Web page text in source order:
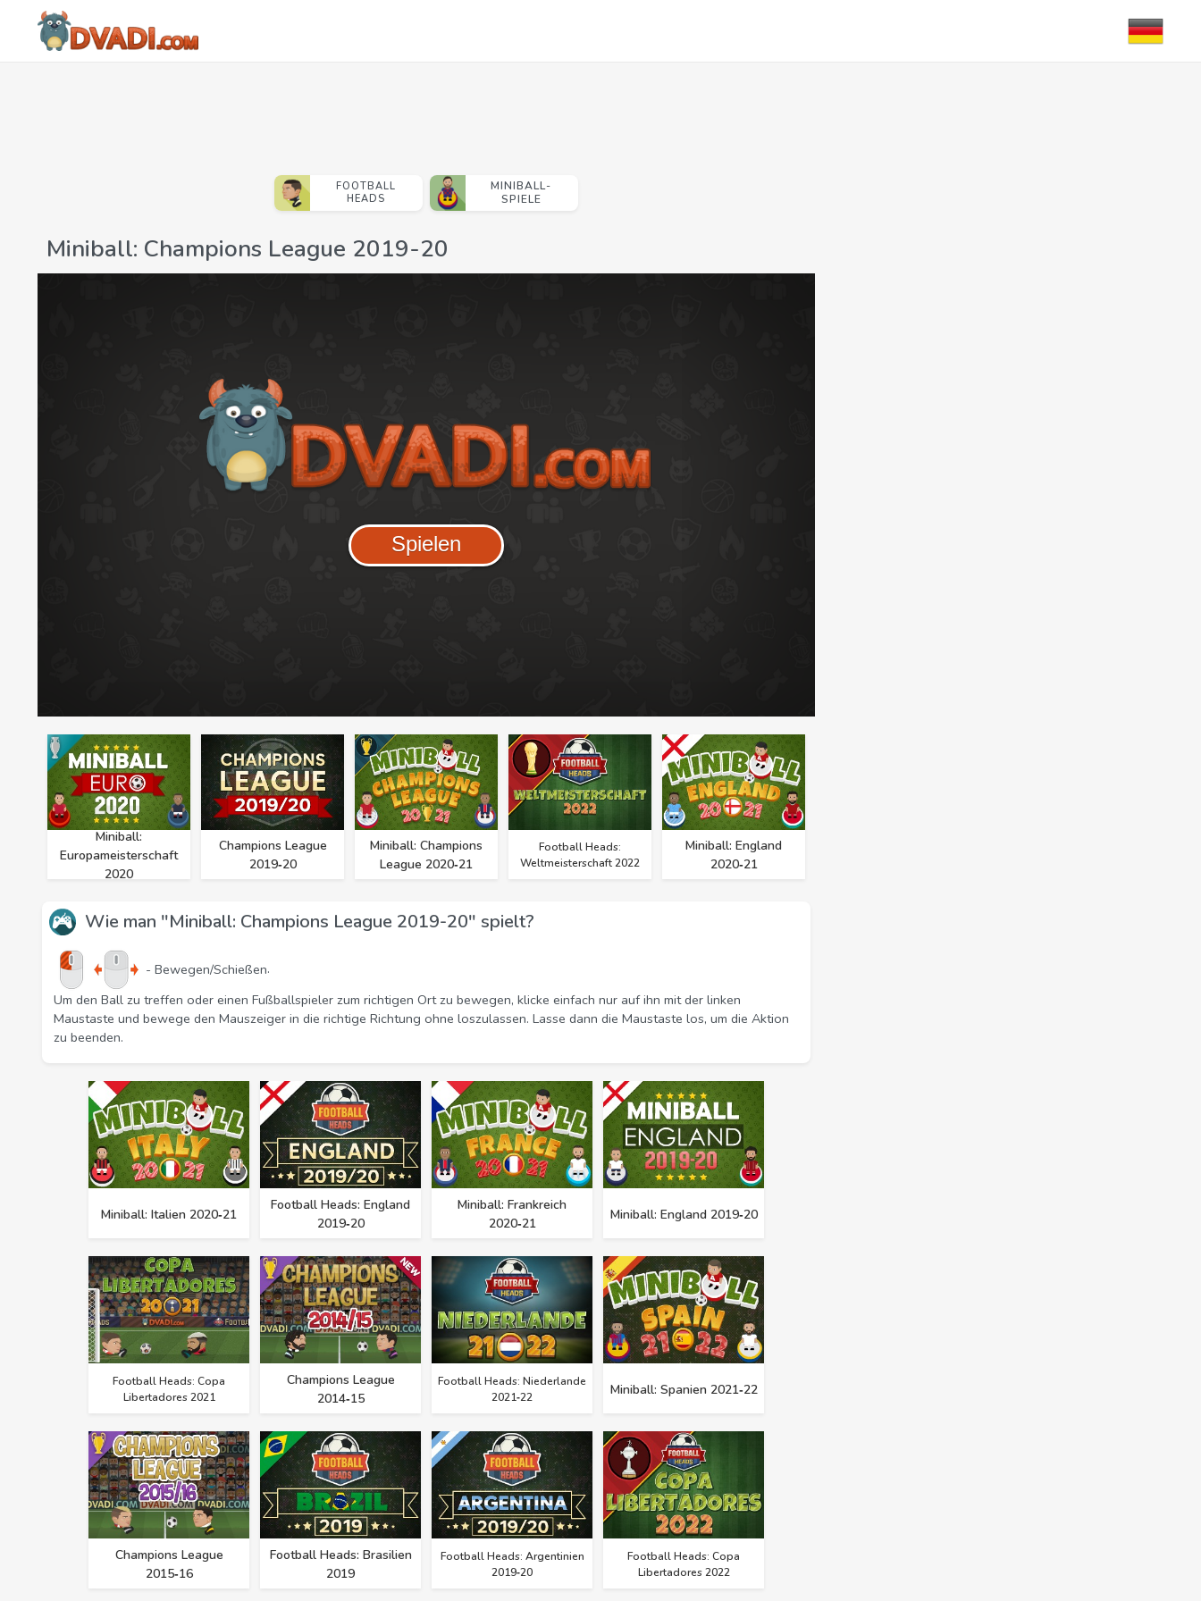
FOOTBALL
HEADS
MINIBALL-
SPIELE
Miniball: Champions League 2019-20
Spielen
Miniball:
Europameisterschaft
2020
Champions League
2019‑20
Miniball: Champions
League 2020‑21
Football Heads:
Weltmeisterschaft 2022
Miniball: England
2020‑21
Wie man "Miniball: Champions League 2019-20" spielt?
- Bewegen/Schießen.
Um den Ball zu treffen oder einen Fußballspieler zum richtigen Ort zu bewegen, klicke einfach nur auf ihn mit der linken
Maustaste und bewege den Mauszeiger in die richtige Richtung ohne loszulassen. Lasse dann die Maustaste los, um die Aktion
zu beenden.
Miniball: Italien 2020‑21
Football Heads: England
2019‑20
Miniball: Frankreich
2020‑21
Miniball: England 2019‑20
Football Heads: Copa
Libertadores 2021
Champions League
2014‑15
Football Heads: Niederlande
2021‑22
Miniball: Spanien 2021‑22
Champions League
2015‑16
Football Heads: Brasilien
2019
Football Heads: Argentinien
2019‑20
Football Heads: Copa
Libertadores 2022